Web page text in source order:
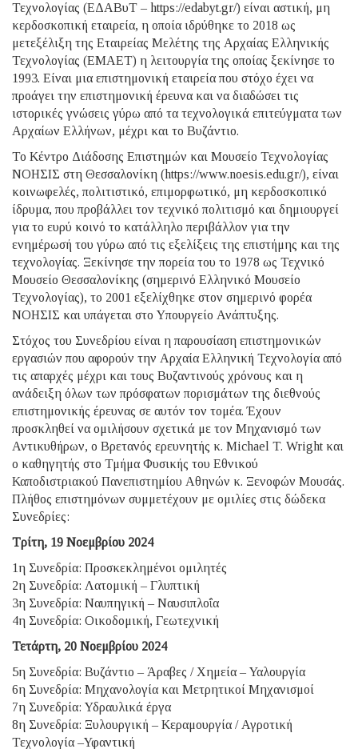
Τεχνολογίας (ΕΔΑΒυΤ – https://edabyt.gr/) είναι αστική, μη
κερδοσκοπική εταιρεία, η οποία ιδρύθηκε το 2018 ως
μετεξέλιξη της Εταιρείας Μελέτης της Αρχαίας Ελληνικής
Τεχνολογίας (ΕΜΑΕΤ) η λειτουργία της οποίας ξεκίνησε το
1993. Είναι μια επιστημονική εταιρεία που στόχο έχει να
προάγει την επιστημονική έρευνα και να διαδώσει τις
ιστορικές γνώσεις γύρω από τα τεχνολογικά επιτεύγματα των
Αρχαίων Ελλήνων, μέχρι και το Βυζάντιο.
Το Κέντρο Διάδοσης Επιστημών και Μουσείο Τεχνολογίας
ΝΟΗΣΙΣ στη Θεσσαλονίκη (https://www.noesis.edu.gr/), είναι
κοινωφελές, πολιτιστικό, επιμορφωτικό, μη κερδοσκοπικό
ίδρυμα, που προβάλλει τον τεχνικό πολιτισμό και δημιουργεί
για το ευρύ κοινό το κατάλληλο περιβάλλον για την
ενημέρωσή του γύρω από τις εξελίξεις της επιστήμης και της
τεχνολογίας. Ξεκίνησε την πορεία του το 1978 ως Τεχνικό
Μουσείο Θεσσαλονίκης (σημερινό Ελληνικό Μουσείο
Τεχνολογίας), το 2001 εξελίχθηκε στον σημερινό φορέα
ΝΟΗΣΙΣ και υπάγεται στο Υπουργείο Ανάπτυξης.
Στόχος του Συνεδρίου είναι η παρουσίαση επιστημονικών
εργασιών που αφορούν την Αρχαία Ελληνική Τεχνολογία από
τις απαρχές μέχρι και τους Βυζαντινούς χρόνους και η
ανάδειξη όλων των πρόσφατων πορισμάτων της διεθνούς
επιστημονικής έρευνας σε αυτόν τον τομέα. Έχουν
προσκληθεί να ομιλήσουν σχετικά με τον Μηχανισμό των
Αντικυθήρων, ο Βρετανός ερευνητής κ. Michael T. Wright και
ο καθηγητής στο Τμήμα Φυσικής του Εθνικού
Καποδιστριακού Πανεπιστημίου Αθηνών κ. Ξενοφών Μουσάς.
Πλήθος επιστημόνων συμμετέχουν με ομιλίες στις δώδεκα
Συνεδρίες:
Τρίτη, 19 Νοεμβρίου 2024
1η Συνεδρία: Προσκεκλημένοι ομιλητές
2η Συνεδρία: Λατομική – Γλυπτική
3η Συνεδρία: Ναυπηγική – Ναυσιπλοΐα
4η Συνεδρία: Οικοδομική, Γεωτεχνική
Τετάρτη, 20 Νοεμβρίου 2024
5η Συνεδρία: Βυζάντιο – Άραβες / Χημεία – Υαλουργία
6η Συνεδρία: Μηχανολογία και Μετρητικοί Μηχανισμοί
7η Συνεδρία: Υδραυλικά έργα
8η Συνεδρία: Ξυλουργική – Κεραμουργία / Αγροτική
Τεχνολογία –Υφαντική